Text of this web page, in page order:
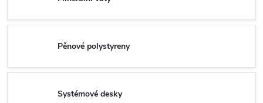
Pěnové polystyreny
Systémové desky